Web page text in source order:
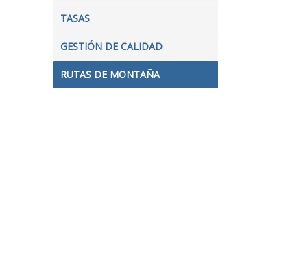
TASAS
GESTIÓN DE CALIDAD
RUTAS DE MONTAÑA